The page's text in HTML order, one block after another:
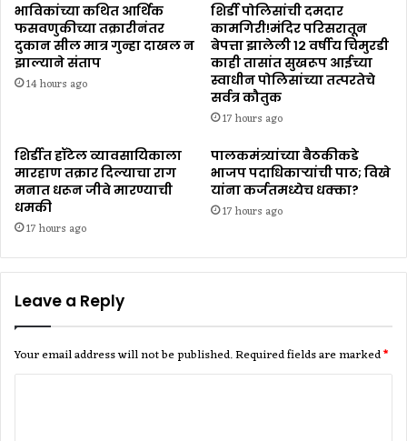
भाविकांच्या कथित आर्थिक
फसवणुकीच्या तक्रारीनंतर
दुकान सील मात्र गुन्हा दाखल न
झाल्याने संताप
14 hours ago
शिर्डी पोलिसांची दमदार
कामगिरी!मंदिर परिसरातून
बेपत्ता झालेली १२ वर्षीय चिमुरडी
काही तासांत सुखरूप आईच्या
स्वाधीन पोलिसांच्या तत्परतेचे
सर्वत्र कौतुक
17 hours ago
शिर्डीत हॉटेल व्यावसायिकाला
मारहाण तक्रार दिल्याचा राग
मनात धरून जीवे मारण्याची
धमकी
17 hours ago
पालकमंत्र्यांच्या बैठकीकडे
भाजप पदाधिकाऱ्यांची पाठ; विखे
यांना कर्जतमध्येच धक्का?
17 hours ago
Leave a Reply
Your email address will not be published.Required fields are marked*